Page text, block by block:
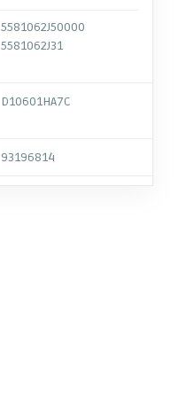
5581062J50000
5581062J31
D10601HA7C
93196814